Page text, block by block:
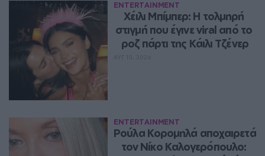
ENTERTAINMENT
Χέιλι Μπίμπερ: Η τολμηρή
στιγμή που έγινε viral από το
ροζ πάρτι της Κάιλι Τζένερ
ENTERTAINMENT
Ρούλα Κορομηλά αποχαιρετά
τον Νίκο Καλογερόπουλο: